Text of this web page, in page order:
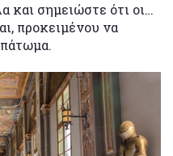
και σημειώστε ότι οι…
προκειμένου να